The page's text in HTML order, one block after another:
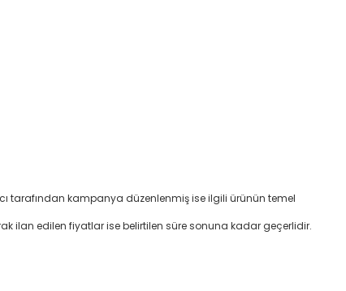
tarafından kampanya düzenlenmiş ise ilgili ürünün temel
ilan edilen fiyatlar ise belirtilen süre sonuna kadar geçerlidir.